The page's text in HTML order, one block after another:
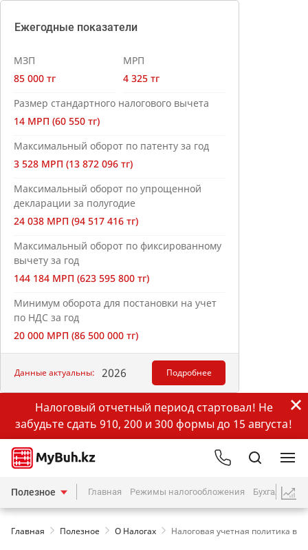
Ежегодные показатели
МЗП
85 000 тг
МРП
4 325 тг
Размер стандартного налогового вычета
14 МРП (60 550 тг)
Максимальный оборот по патенту за год
3 528 МРП (13 872 096 тг)
Максимальный оборот по упрощенной
декларации за полугодие
24 038 МРП (94 517 416 тг)
Максимальный оборот по фиксированному
вычету за год
144 184 МРП (623 595 800 тг)
Минимум оборота для постановки на учет
по НДС за год
20 000 МРП (86 500 000 тг)
Данные актуальны: 2026 Подробнее
Налоговый отчетный период стартовал! Не
забудьте сдать 910, 200 и 300 формы до 15 августа!
Полезное Главная Режимы налогообложения Бухгалтерия
Главная Полезное О Налогах Налоговая учетная политика в